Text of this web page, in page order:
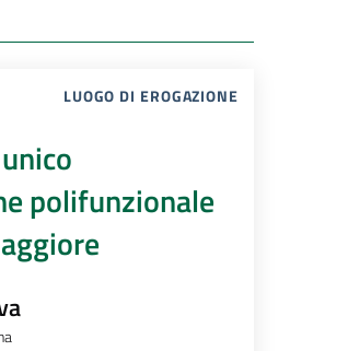
LUOGO DI EROGAZIONE
polifunzionale